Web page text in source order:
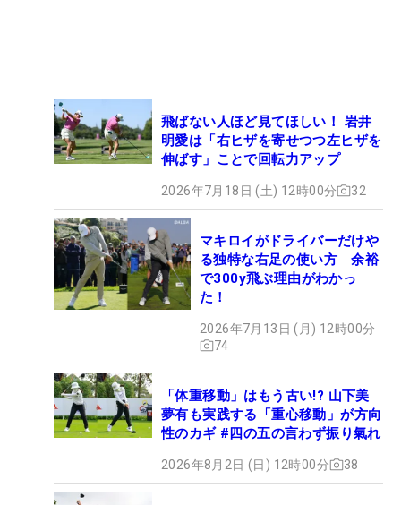
飛ばない人ほど見てほしい！ 岩井
明愛は「右ヒザを寄せつつ左ヒザを
伸ばす」ことで回転力アップ
2026年7月18日 (土) 12時00分 32
マキロイがドライバーだけや
る独特な右足の使い方 余裕
で300y飛ぶ理由がわかっ
た！
2026年7月13日 (月) 12時00分
74
「体重移動」はもう古い!? 山下美
夢有も実践する「重心移動」が方向
性のカギ #四の五の言わず振り氣れ
2026年8月2日 (日) 12時00分 38